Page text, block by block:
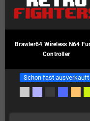
Brawler64 Wireless N64
Controller
Schon fast ausverkauft